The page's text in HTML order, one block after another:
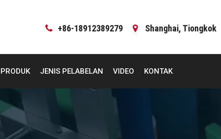
+86-18912389279 Shanghai, Tiongkok
PRODUK JENIS PELABELAN VIDEO KONTAK